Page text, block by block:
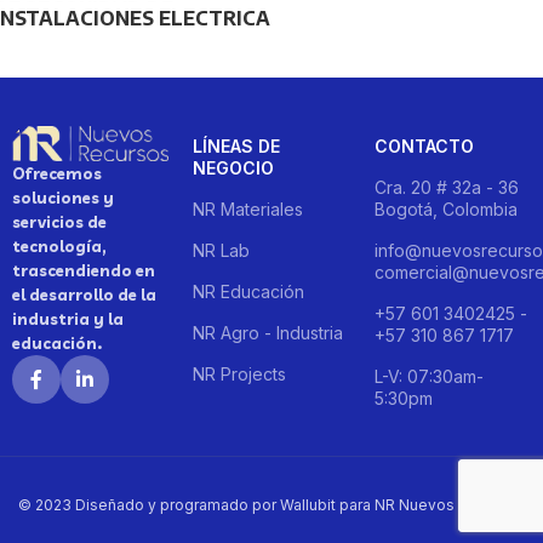
ELECTRICA
Ofrecemos
soluciones y
servicios de
tecnología,
trascendiendo en
el desarrollo de la
industria y la
educación.
LÍNEAS DE
NEGOCIO
NR Materiales
NR Lab
NR Educación
NR Agro - Industria
NR Projects
CONTACTO
Cra. 20 # 32a - 36
Bogotá, Colombia
+57 601 3402425 -
+57 310 867 1717
L-V: 07:30am-
5:30pm
© 2023 Diseñado y programado por Wallubit para NR Nuevos Recursos